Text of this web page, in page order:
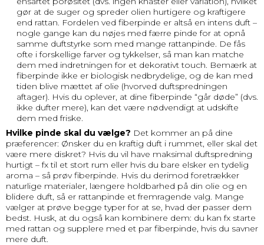
gør at de suger og spreder olien hurtigere og kraftigere
end rattan. Fordelen ved fiberpinde er altså en intens duft –
nogle gange kan du nøjes med færre pinde for at opnå
samme duftstyrke som med mange rattanpinde. De fås
ofte i forskellige farver og tykkelser, så man kan matche
dem med indretningen for et dekorativt touch. Bemærk at
fiberpinde ikke er biologisk nedbrydelige, og de kan med
tiden blive mættet af olie (hvorved duftspredningen
aftager). Hvis du oplever, at dine fiberpinde “går døde” (dvs.
ikke dufter mere), kan det være nødvendigt at udskifte
dem med friske.
Hvilke pinde skal du vælge? Det kommer an på dine
præferencer: Ønsker du en kraftig duft i rummet, eller skal det
være mere diskret? Hvis du vil have maksimal duftspredning
hurtigt – fx til et stort rum eller hvis du bare elsker en tydelig
aroma – så prøv fiberpinde. Hvis du derimod foretrækker
naturlige materialer, længere holdbarhed på din olie og en
blidere duft, så er rattanpinde et fremragende valg. Mange
vælger at prøve begge typer for at se, hvad der passer dem
bedst. Husk, at du også kan kombinere dem: du kan fx starte
med rattan og supplere med et par fiberpinde, hvis du savner
mere duft.